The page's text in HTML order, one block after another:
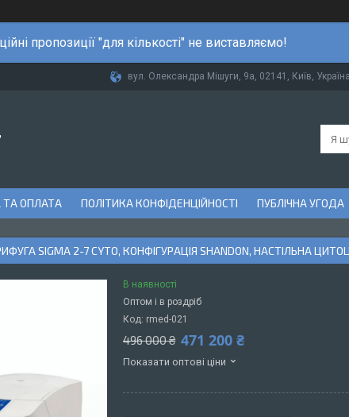
пропозиції "для кількості" не виставляємо!
вул. Олександра Мішуги, 9а, 02141, Київ, Україна
ОПЛАТА ПОЛІТИКА КОНФІДЕНЦІЙНОСТІ ПУБЛІЧНА УГОДА
SIGMA 2-7 CYTO, КОНФІГУРАЦІЯ SHANDON, НАСТІЛЬНА
В наявності
Оптом і в роздріб
Код: rmed-021
496 000 ₴ 471 200 ₴
Показати оптові ціни